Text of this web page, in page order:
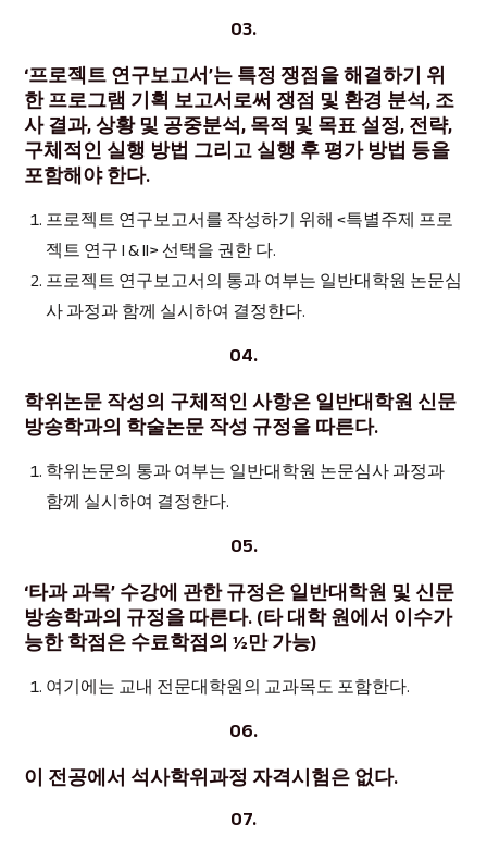
03.
‘프로젝트 연구보고서’는 특정 쟁점을 해결하기 위
한 프로그램 기획 보고서로써 쟁점 및 환경 분석, 조
사 결과, 상황 및 공중분석, 목적 및 목표 설정, 전략,
구체적인 실행 방법 그리고 실행 후 평가 방법 등을
포함해야 한다.
프로젝트 연구보고서를 작성하기 위해 <특별주제 프로
젝트 연구 I & II> 선택을 권한 다.
프로젝트 연구보고서의 통과 여부는 일반대학원 논문심
사 과정과 함께 실시하여 결정한다.
04.
학위논문 작성의 구체적인 사항은 일반대학원 신문
방송학과의 학술논문 작성 규정을 따른다.
학위논문의 통과 여부는 일반대학원 논문심사 과정과
함께 실시하여 결정한다.
05.
‘타과 과목’ 수강에 관한 규정은 일반대학원 및 신문
방송학과의 규정을 따른다. (타 대학 원에서 이수가
능한 학점은 수료학점의 ½만 가능)
여기에는 교내 전문대학원의 교과목도 포함한다.
06.
이 전공에서 석사학위과정 자격시험은 없다.
07.